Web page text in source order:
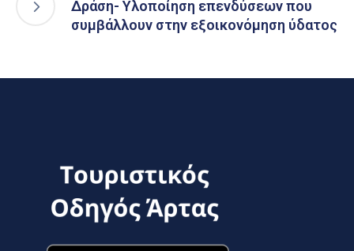
Δράση- Υλοποίηση επενδύσεων που
συμβάλλουν στην εξοικονόμηση ύδατος